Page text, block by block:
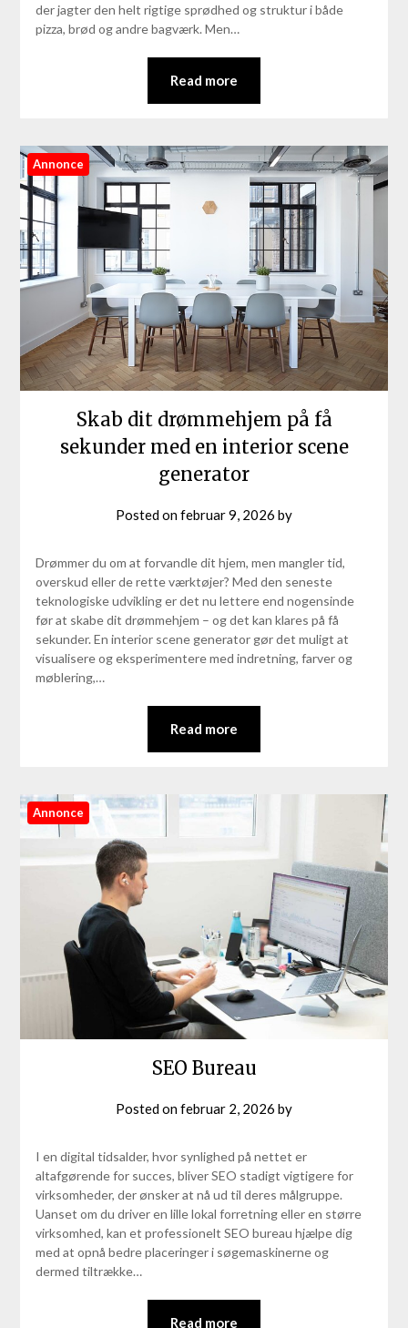
der jagter den helt rigtige sprødhed og struktur i både
pizza, brød og andre bagværk. Men…
Read more
Annonce
Skab dit drømmehjem på få
sekunder med en interior scene
generator
Posted onfebruar 9, 2026 by
Drømmer du om at forvandle dit hjem, men mangler tid,
overskud eller de rette værktøjer? Med den seneste
teknologiske udvikling er det nu lettere end nogensinde
før at skabe dit drømmehjem – og det kan klares på få
sekunder. En interior scene generator gør det muligt at
visualisere og eksperimentere med indretning, farver og
møblering,…
Read more
Annonce
SEO Bureau
Posted onfebruar 2, 2026 by
I en digital tidsalder, hvor synlighed på nettet er
altafgørende for succes, bliver SEO stadigt vigtigere for
virksomheder, der ønsker at nå ud til deres målgruppe.
Uanset om du driver en lille lokal forretning eller en større
virksomhed, kan et professionelt SEO bureau hjælpe dig
med at opnå bedre placeringer i søgemaskinerne og
dermed tiltrække…
Read more